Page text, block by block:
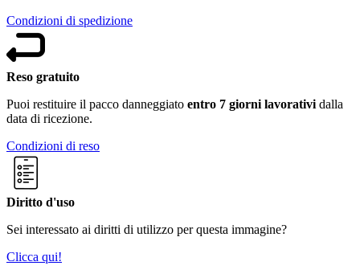
Condizioni di spedizione
Reso gratuito
Puoi restituire il pacco danneggiato entro 7 giorni lavorativi dalla
data di ricezione.
Condizioni di reso
Diritto d'uso
Sei interessato ai diritti di utilizzo per questa immagine?
Clicca qui!